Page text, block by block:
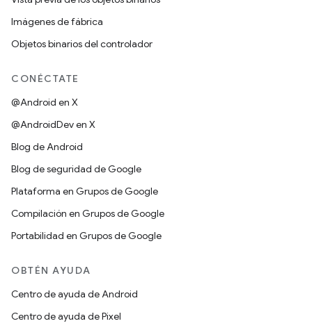
Imágenes de fábrica
Objetos binarios del controlador
CONÉCTATE
@Android en X
@AndroidDev en X
Blog de Android
Blog de seguridad de Google
Plataforma en Grupos de Google
Compilación en Grupos de Google
Portabilidad en Grupos de Google
OBTÉN AYUDA
Centro de ayuda de Android
Centro de ayuda de Pixel